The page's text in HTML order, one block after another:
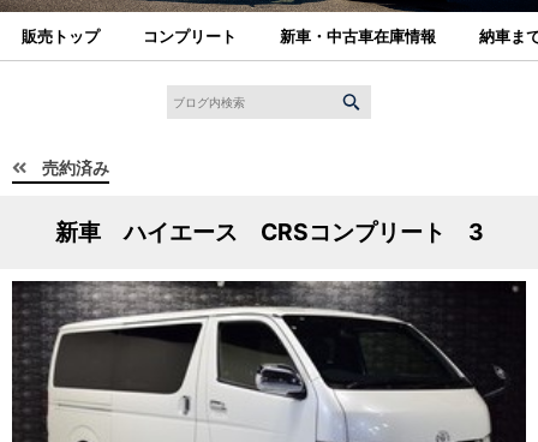
販売トップ コンプリート 新車・中古車在庫情報 納車ま
売約済み
新車 ハイエース CRSコンプリート 3